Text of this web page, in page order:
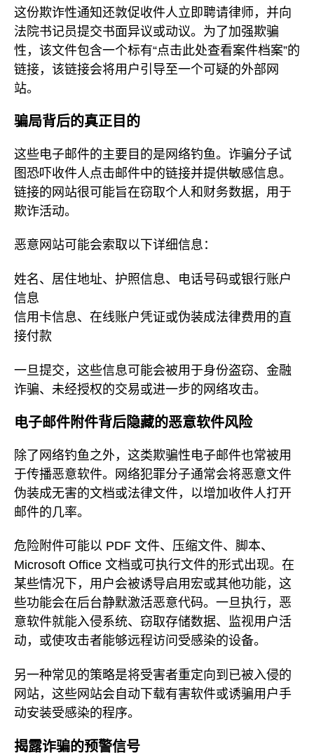
这份欺诈性通知还敦促收件人立即聘请律师，并向
法院书记员提交书面异议或动议。为了加强欺骗
性，该文件包含一个标有“点击此处查看案件档案”的
链接，该链接会将用户引导至一个可疑的外部网
站。
骗局背后的真正目的
这些电子邮件的主要目的是网络钓鱼。诈骗分子试
图恐吓收件人点击邮件中的链接并提供敏感信息。
链接的网站很可能旨在窃取个人和财务数据，用于
欺诈活动。
恶意网站可能会索取以下详细信息：
姓名、居住地址、护照信息、电话号码或银行账户
信息
信用卡信息、在线账户凭证或伪装成法律费用的直
接付款
一旦提交，这些信息可能会被用于身份盗窃、金融
诈骗、未经授权的交易或进一步的网络攻击。
电子邮件附件背后隐藏的恶意软件风险
除了网络钓鱼之外，这类欺骗性电子邮件也常被用
于传播恶意软件。网络犯罪分子通常会将恶意文件
伪装成无害的文档或法律文件，以增加收件人打开
邮件的几率。
危险附件可能以 PDF 文件、压缩文件、脚本、
Microsoft Office 文档或可执行文件的形式出现。在
某些情况下，用户会被诱导启用宏或其他功能，这
些功能会在后台静默激活恶意代码。一旦执行，恶
意软件就能入侵系统、窃取存储数据、监视用户活
动，或使攻击者能够远程访问受感染的设备。
另一种常见的策略是将受害者重定向到已被入侵的
网站，这些网站会自动下载有害软件或诱骗用户手
动安装受感染的程序。
揭露诈骗的预警信号